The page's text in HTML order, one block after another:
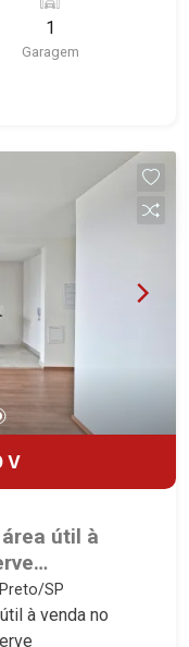
2 ambientes
gourmet - 1
1
Garagem
V
útil à
SP.
SP
à venda no